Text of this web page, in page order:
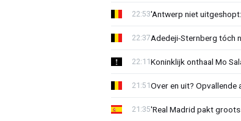
'Antwerp niet
22:53
Adedeji-Sternberg tóch
22:37
Koninklijk onthaal Mo
22:11
Over en uit?
21:51
'Real Madrid pakt
21:35